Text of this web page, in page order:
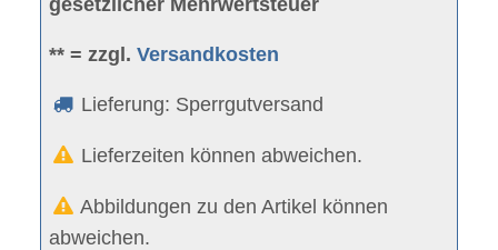
gesetzlicher Mehrwertsteuer
** = zzgl.Versandkosten
Lieferung: Sperrgutversand
Lieferzeiten können abweichen.
Abbildungen zu den Artikel können
abweichen.